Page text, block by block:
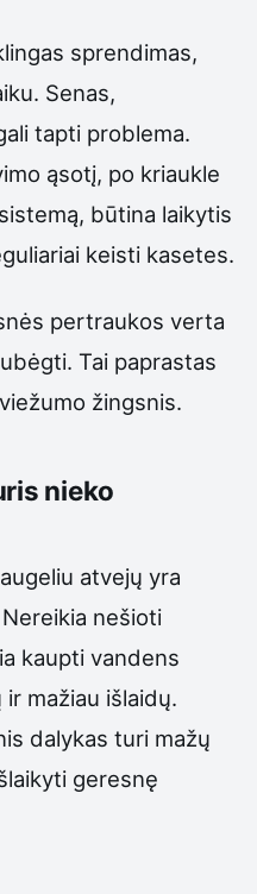
sprendimas,
Senas,
tapti problema.
ąsotį, po kriaukle
būtina laikytis
keisti kasetes.
pertraukos verta
Tai paprastas
žingsnis.
nieko
atvejų yra
nešioti
kaupti vandens
mažiau išlaidų.
dalykas turi mažų
geresnę